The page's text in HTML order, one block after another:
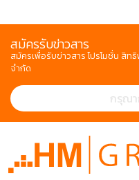
สมัครรับข่าวสาร
สมัครเพื่อรับข่าวสาร โปรโมชั่น สิท
จำกัด